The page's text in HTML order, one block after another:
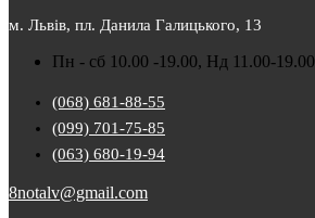
м. Львів, пл. Данила Галицького, 13
Пн - сб 10.00 -19.00, Нд 11.00-19.00
(068) 681-88-55
(099) 701-75-85
(063) 680-19-94
8notalv@gmail.com